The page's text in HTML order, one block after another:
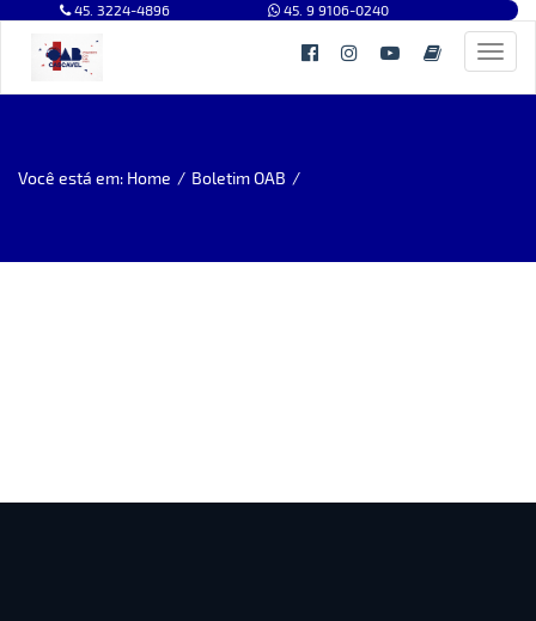
45. 3224-4896 45. 9 9106-0240
Você está em: Home / Boletim OAB /